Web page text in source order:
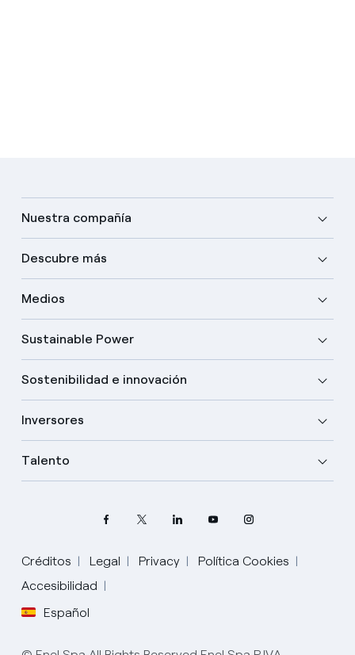
Nuestra compañía
Descubre más
Medios
Sustainable Power
Sostenibilidad e innovación
Inversores
Talento
Créditos Legal Privacy
Política Cookies
Accesibilidad
Español
Elige tu idioma
Inglés